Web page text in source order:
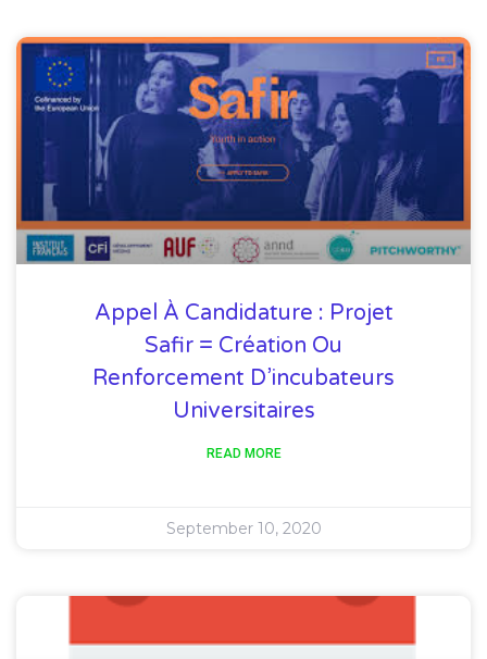
Appel À Candidature : Projet
Safir = Création Ou
Renforcement D’incubateurs
Universitaires
READ MORE
September 10, 2020